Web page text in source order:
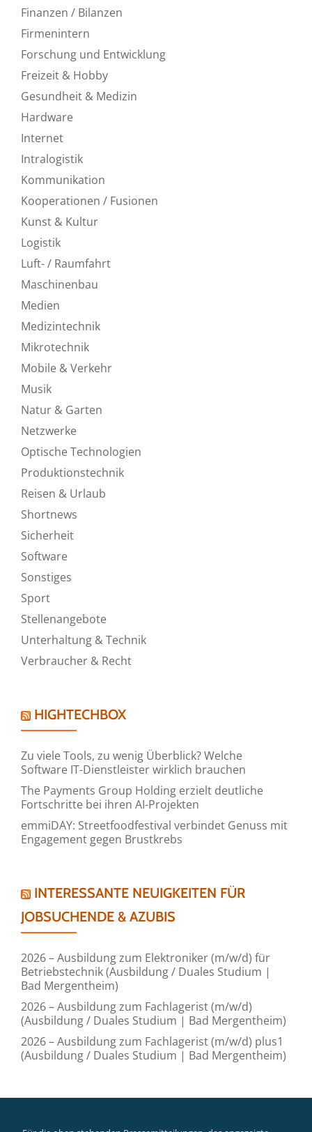
Finanzen / Bilanzen
Firmenintern
Forschung und Entwicklung
Freizeit & Hobby
Gesundheit & Medizin
Hardware
Internet
Intralogistik
Kommunikation
Kooperationen / Fusionen
Kunst & Kultur
Logistik
Luft- / Raumfahrt
Maschinenbau
Medien
Medizintechnik
Mikrotechnik
Mobile & Verkehr
Musik
Natur & Garten
Netzwerke
Optische Technologien
Produktionstechnik
Reisen & Urlaub
Shortnews
Sicherheit
Software
Sonstiges
Sport
Stellenangebote
Unterhaltung & Technik
Verbraucher & Recht
HIGHTECHBOX
Zu viele Tools, zu wenig Überblick? Welche
Software IT-Dienstleister wirklich brauchen
The Payments Group Holding erzielt deutliche
Fortschritte bei ihren AI-Projekten
emmiDAY: Streetfoodfestival verbindet Genuss mit
Engagement gegen Brustkrebs
INTERESSANTE NEUIGKEITEN FÜR
JOBSUCHENDE & AZUBIS
2026 – Ausbildung zum Elektroniker (m/w/d) für
Betriebstechnik (Ausbildung / Duales Studium |
Bad Mergentheim)
2026 – Ausbildung zum Fachlagerist (m/w/d)
(Ausbildung / Duales Studium | Bad Mergentheim)
2026 – Ausbildung zum Fachlagerist (m/w/d) plus1
(Ausbildung / Duales Studium | Bad Mergentheim)